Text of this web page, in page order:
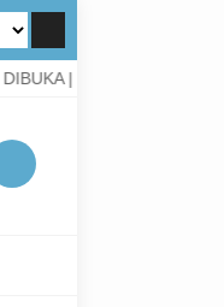
| Info lebih lanjut di